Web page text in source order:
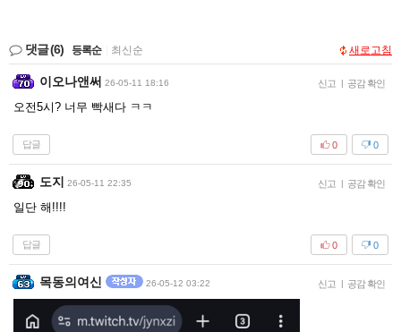
댓글(6) 등록순 최신순 새로고침
이오나앤써 26-05-11 18:16 신고 | 공감 확인
오전5시? 너무 빡새다 ㅋㅋ
답글 0
0
도지 26-05-11 22:35 신고 | 공감 확인
일단 해!!!!
답글 0
0
목동의여신 26-05-12 03:22 신고 | 공감 확인